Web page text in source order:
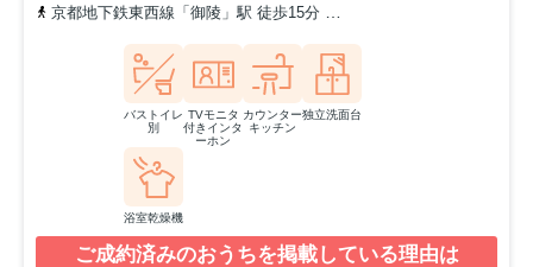
京都地下鉄東西線「御陵」駅 徒歩15分
バストイレ
別
TVモニタ
付きインタ
ーホン
カウンター
キッチン
独立洗面台
浴室乾燥機
ご成約済みのおうちを掲載している理由は